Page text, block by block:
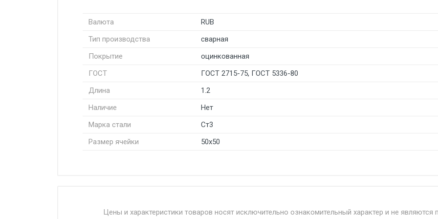
Валюта
RUB
Тип производства
сварная
Покрытие
оцинкованная
ГОСТ
ГОСТ 2715-75, ГОСТ 5336-80
Длина
1.2
Наличие
Нет
Марка стали
Ст3
Размер ячейки
50х50
Доставка осуществляется собственным и наёмным транспортом, стоимость доставки
Цены и характеристики товаров носят исключительно ознакомительный характер и не